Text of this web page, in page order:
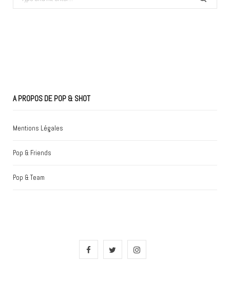
for:
A PROPOS DE POP & SHOT
Mentions Légales
Pop & Friends
Pop & Team
F
I